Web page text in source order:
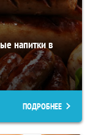
напитки в
ПОДРОБНЕЕ